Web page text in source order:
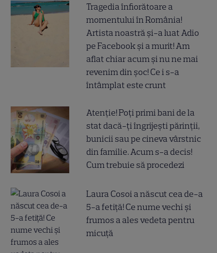
Tragedia înfiorătoare a
momentului în România!
Artista noastră și-a luat Adio
pe Facebook și a murit! Am
aflat chiar acum și nu ne mai
revenim din șoc! Ce i s-a
întâmplat este crunt
Atenție! Poți primi bani de la
stat dacă-ți îngrijești părinții,
bunicii sau pe cineva vârstnic
din familie. Acum s-a decis!
Cum trebuie să procedezi
Laura Cosoi a născut cea de-a
5-a fetiță! Ce nume vechi și
frumos a ales vedeta pentru
micuță